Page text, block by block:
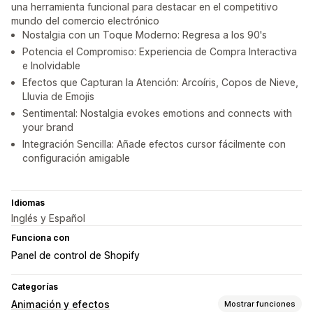
una herramienta funcional para destacar en el competitivo
mundo del comercio electrónico
Nostalgia con un Toque Moderno: Regresa a los 90's
Potencia el Compromiso: Experiencia de Compra Interactiva
e Inolvidable
Efectos que Capturan la Atención: Arcoíris, Copos de Nieve,
Lluvia de Emojis
Sentimental: Nostalgia evokes emotions and connects with
your brand
Integración Sencilla: Añade efectos cursor fácilmente con
configuración amigable
Idiomas
Inglés y Español
Funciona con
Panel de control de Shopify
Categorías
Animación y efectos Mostrar funciones